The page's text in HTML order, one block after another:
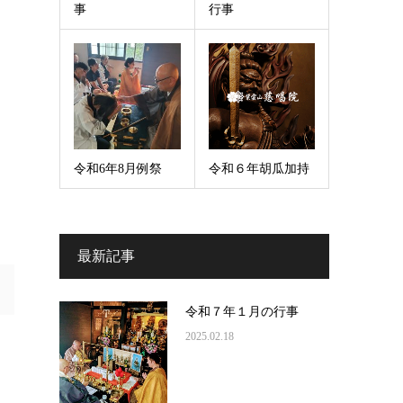
事 行事
令和6年8月例祭 令和６年胡瓜加持
最新記事
令和７年１月の行事
2025.02.18